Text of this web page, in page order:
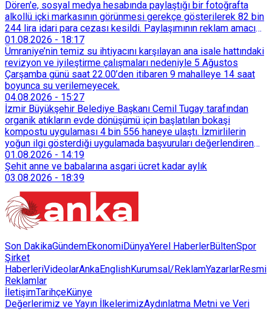
Dören'e, sosyal medya hesabında paylaştığı bir fotoğrafta
alkollü içki markasının görünmesi gerekçe gösterilerek 82 bin
244 lira idari para cezası kesildi. Paylaşımının reklam amacı
taşımadığını savunan Dören, cezanın iptali için yargıya
başvurdu.
01.08.2026 - 18:17
Ümraniye’nin temiz su ihtiyacını karşılayan ana isale hattındaki
revizyon ve iyileştirme çalışmaları nedeniyle 5 Ağustos
Çarşamba günü saat 22.00’den itibaren 9 mahalleye 14 saat
boyunca su verilemeyecek.
04.08.2026 - 15:27
İzmir Büyükşehir Belediye Başkanı Cemil Tugay tarafından
organik atıkların evde dönüşümü için başlatılan bokaşi
kompostu uygulaması 4 bin 556 haneye ulaştı. İzmirlilerin
yoğun ilgi gösterdiği uygulamada başvuruları değerlendiren
Tarımsal Hizmetler Dairesi Başkanlığı, farklı ilçelerde toplam
128 bokaşi kompost eğitimi düzenleyerek İzmirlileri
sürdürülebilir atık yönetimi sistemine dahil etti.
01.08.2026 - 14:19
Şehit anne ve babalarına asgari ücret kadar aylık
03.08.2026 - 18:39
Son DakikaGündemEkonomiDünyaYerel HaberlerBültenSpor
Şirket
HaberleriVideolarAnkaEnglishKurumsal/ReklamYazarlarResmi
Reklamlar
İletişimTarihçeKünye
Değerlerimiz ve Yayın İlkelerimizAydınlatma Metni ve Veri